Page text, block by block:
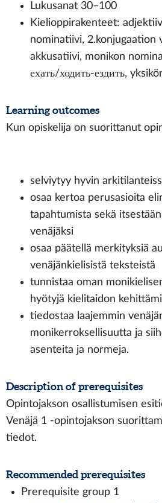
Lukusanat 30–100
Kielioppirakenteet:
nominatiivi, 2.konjugaation
akkusatiivi, monikon
ехать/ходить-ездить,
Learning outcomes
Kun opiskelija on suorittanut
selviytyy hyvin
osaa kertoa perusasioita
tapahtumista sekä
venäjäksi
osaa päätellä merkityksiä
venäjänkielisistä teksteistä
tunnistaa oman
hyötyjä kielitaidon
tiedostaa laajemmin
monikerroksellisuutta ja
asenteita ja normeja.
Description of prerequisites
Opintojakson osallistumisen
Venäjä 1 -opintojakson
tiedot.
Recommended prerequisites
Prerequisite group 1